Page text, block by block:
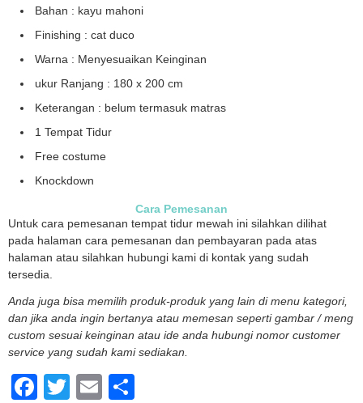
Bahan : kayu mahoni
Finishing : cat duco
Warna : Menyesuaikan Keinginan
ukur Ranjang : 180 x 200 cm
Keterangan : belum termasuk matras
1 Tempat Tidur
Free costume
Knockdown
Cara Pemesanan
Untuk cara pemesanan tempat tidur mewah ini silahkan dilihat
pada halaman cara pemesanan dan pembayaran pada atas
halaman atau silahkan hubungi kami di kontak yang sudah
tersedia.
Anda juga bisa memilih produk-produk yang lain di menu kategori,
dan jika anda ingin bertanya atau memesan seperti gambar / meng
custom sesuai keinginan atau ide anda hubungi nomor customer
service yang sudah kami sediakan.
Facebook
TwitterEmail